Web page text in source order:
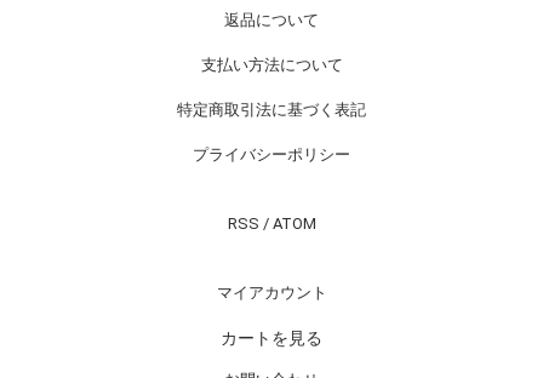
返品について
支払い方法について
特定商取引法に基づく表記
プライバシーポリシー
RSS / ATOM
マイアカウント
カートを見る